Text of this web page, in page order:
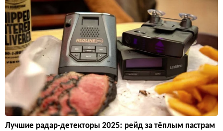
Лучшие радар-детекторы 2025: рейд за тёплым пастрам